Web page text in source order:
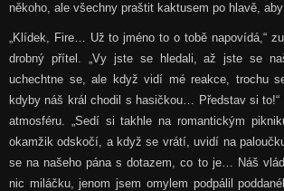
někoho, ale všechny praštit kaktusem po hlavě,
„Klídek, Fire… Už to jméno to o tobě napovídá,“
drobný přítel. „Vy jste se hledali, až jste se
uchechtne se, ale když vidí mé reakce, trochu
kdyby náš král chodil s hasičkou… Představ si to!“
atmosféru. „Sedí si takhle na romantickým
okamžik odskočí, a když se vrátí, uvidí na
se na našeho pána s dotazem, co to je… Náš
nic miláčku, jenom jsem omylem podpálil